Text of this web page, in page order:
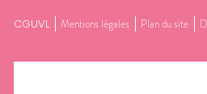
CGUVL Mentions légales Plan du site